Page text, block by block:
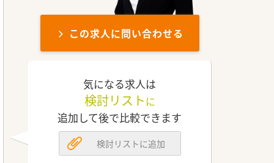
この求人に問い合わせる
気になる求人は
検討リスト に
追加して後で比較できます
検討リストに追加